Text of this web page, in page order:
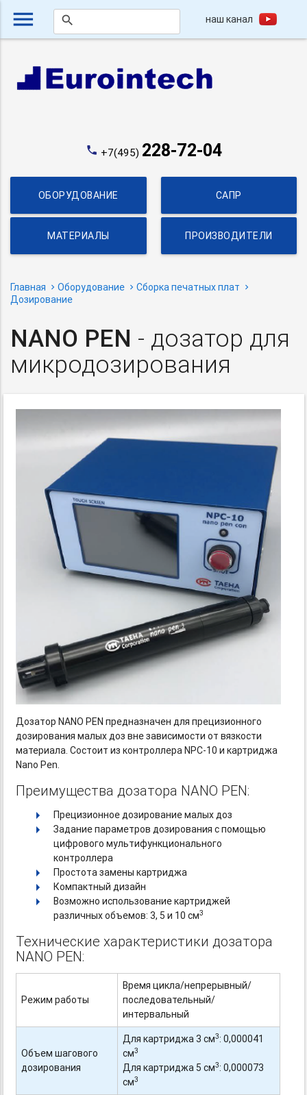
menu search наш канал
phone +7(495) 228-72-04
ОБОРУДОВАНИЕ САПР
МАТЕРИАЛЫ ПРОИЗВОДИТЕЛИ
Главная Оборудование
Сборка печатных плат
Дозирование
NANO PEN - дозатор для
микродозирования
Дозатор NANO PEN предназначен для прецизионного
дозирования малых доз вне зависимости от вязкости
материала. Состоит из контроллераNPC-10 и картриджа
Nano Pen.
Преимущества дозатора NANO PEN:
Прецизионное дозирование малых доз
Задание параметров дозирования с помощью
цифрового мультифункционального
контроллера
Простота замены картриджа
Компактный дизайн
Возможно использование картриджей
различных объемов: 3, 5 и 10 см3
Технические характеристики дозатора
NANO PEN:
Режим работы
Время цикла/непрерывный/
последовательный/
интервальный
Объем шагового
дозирования
Для картриджа 3 см3: 0,000041
см3
Для картриджа 5 см3: 0,000073
см3